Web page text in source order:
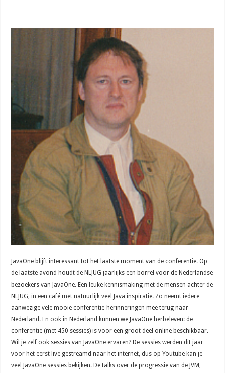
JavaOne blijft interessant tot het laatste moment van de conferentie. Op
de laatste avond houdt de NLJUG jaarlijks een borrel voor de Nederlandse
bezoekers van JavaOne. Een leuke kennismaking met de mensen achter de
NLJUG, in een café met natuurlijk veel Java inspiratie. Zo neemt iedere
aanwezige vele mooie conferentie-herinneringen mee terug naar
Nederland. En ook in Nederland kunnen we JavaOne herbeleven: de
conferentie (met 450 sessies) is voor een groot deel online beschikbaar.
Wil je zelf ook sessies van JavaOne ervaren? De sessies werden dit jaar
voor het eerst live gestreamd naar het internet, dus op Youtube kan je
veel JavaOne sessies bekijken. De talks over de progressie van de JVM,